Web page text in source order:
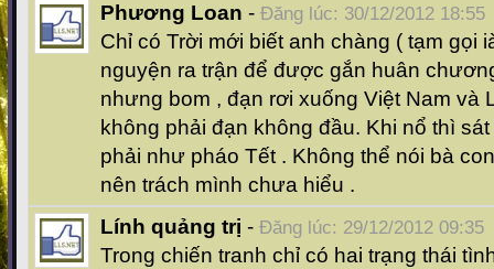
Phương Loan - Đăng lúc: 30/12/2012 18:55
Chỉ có Trời mới biết anh chàng ( tạm gọi
nguyện ra trận để được gắn huân
nhưng bom , đạn rơi xuống Việt Nam và
không phải đạn không đầu. Khi nổ thì
phải như pháo Tết . Không thể nói bà
nên trách mình chưa hiểu .
Lính quảng trị - Đăng lúc: 29/12/2012 09:35
Trong chiến tranh chỉ có hai trạng thái